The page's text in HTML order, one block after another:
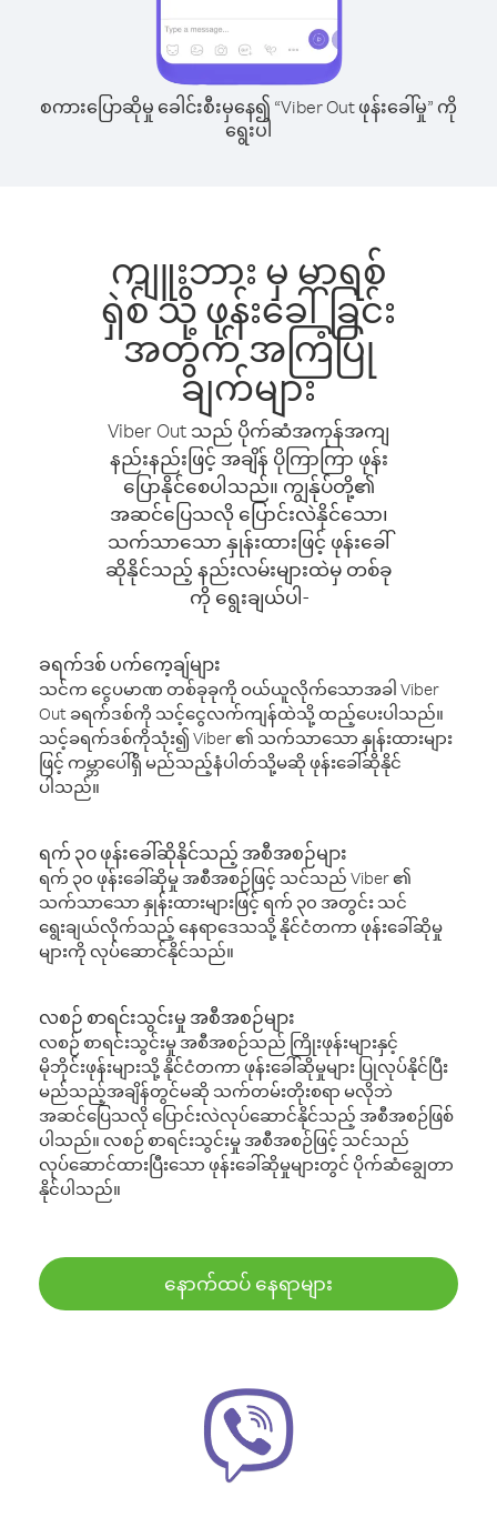
စကားပြောဆိုမှု ခေါင်းစီးမှနေ၍ “Viber Out ဖုန်းခေါ်မှု” ကို
ရွေးပါ
ကျူးဘား မှ မာရစ်
ရှဲစ် သို့ ဖုန်းခေါ်ခြင်း
အတွက် အကြံပြု
ချက်များ
Viber Out သည် ပိုက်ဆံအကုန်အကျ
နည်းနည်းဖြင့် အချိန် ပိုကြာကြာ ဖုန်း
ပြောနိုင်စေပါသည်။ ကျွန်ုပ်တို့၏
အဆင်ပြေသလို ပြောင်းလဲနိုင်သော၊
သက်သာသော နှုန်းထားဖြင့် ဖုန်းခေါ်
ဆိုနိုင်သည့် နည်းလမ်းများထဲမှ တစ်ခု
ကို ရွေးချယ်ပါ-
ခရက်ဒစ် ပက်ကေ့ချ်များ
သင်က ငွေပမာဏ တစ်ခုခုကို ဝယ်ယူလိုက်သောအခါ Viber
Out ခရက်ဒစ်ကို သင့်ငွေလက်ကျန်ထဲသို့ ထည့်ပေးပါသည်။
သင့်ခရက်ဒစ်ကိုသုံး၍ Viber ၏ သက်သာသော နှုန်းထားများ
ဖြင့် ကမ္ဘာပေါ်ရှိ မည်သည့်နံပါတ်သို့မဆို ဖုန်းခေါ်ဆိုနိုင်
ပါသည်။
ရက် ၃၀ ဖုန်းခေါ်ဆိုနိုင်သည့် အစီအစဉ်များ
ရက် ၃၀ ဖုန်းခေါ်ဆိုမှု အစီအစဉ်ဖြင့် သင်သည် Viber ၏
သက်သာသော နှုန်းထားများဖြင့် ရက် ၃၀ အတွင်း သင်
ရွေးချယ်လိုက်သည့် နေရာဒေသသို့ နိုင်ငံတကာ ဖုန်းခေါ်ဆိုမှု
များကို လုပ်ဆောင်နိုင်သည်။
လစဉ် စာရင်းသွင်းမှု အစီအစဉ်များ
လစဉ် စာရင်းသွင်းမှု အစီအစဉ်သည် ကြိုးဖုန်းများနှင့်
မိုဘိုင်းဖုန်းများသို့ နိုင်ငံတကာ ဖုန်းခေါ်ဆိုမှုများ ပြုလုပ်နိုင်ပြီး
မည်သည့်အချိန်တွင်မဆို သက်တမ်းတိုးစရာ မလိုဘဲ
အဆင်ပြေသလို ပြောင်းလဲလုပ်ဆောင်နိုင်သည့် အစီအစဉ်ဖြစ်
ပါသည်။ လစဉ် စာရင်းသွင်းမှု အစီအစဉ်ဖြင့် သင်သည်
လုပ်ဆောင်ထားပြီးသော ဖုန်းခေါ်ဆိုမှုများတွင် ပိုက်ဆံချွေတာ
နိုင်ပါသည်။
နောက်ထပ် နေရာများ